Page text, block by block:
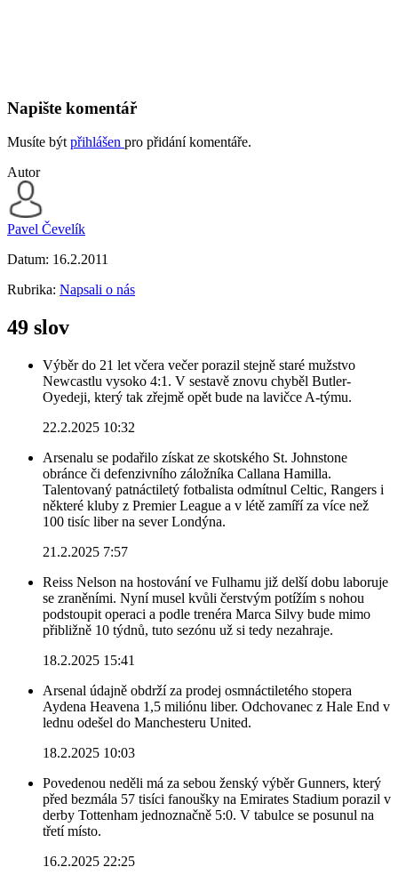
Napište komentář
Musíte být přihlášen pro přidání komentáře.
Autor
Pavel Čevelík
Datum: 16.2.2011
Rubrika: Napsali o nás
49 slov
Výběr do 21 let včera večer porazil stejně staré mužstvo
Newcastlu vysoko 4:1. V sestavě znovu chyběl Butler-
Oyedeji, který tak zřejmě opět bude na lavičce A-týmu.
22.2.2025 10:32
Arsenalu se podařilo získat ze skotského St. Johnstone
obránce či defenzivního záložníka Callana Hamilla.
Talentovaný patnáctiletý fotbalista odmítnul Celtic, Rangers i
některé kluby z Premier League a v létě zamíří za více než
100 tisíc liber na sever Londýna.
21.2.2025 7:57
Reiss Nelson na hostování ve Fulhamu již delší dobu laboruje
se zraněními. Nyní musel kvůli čerstvým potížím s nohou
podstoupit operaci a podle trenéra Marca Silvy bude mimo
přibližně 10 týdnů, tuto sezónu už si tedy nezahraje.
18.2.2025 15:41
Arsenal údajně obdrží za prodej osmnáctiletého stopera
Aydena Heavena 1,5 miliónu liber. Odchovanec z Hale End v
lednu odešel do Manchesteru United.
18.2.2025 10:03
Povedenou neděli má za sebou ženský výběr Gunners, který
před bezmála 57 tisíci fanoušky na Emirates Stadium porazil v
derby Tottenham jednoznačně 5:0. V tabulce se posunul na
třetí místo.
16.2.2025 22:25